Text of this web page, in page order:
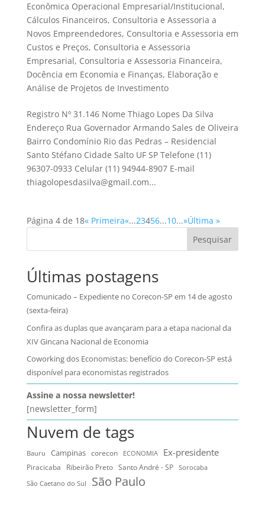
Econômica Operacional Empresarial/Institucional,
Cálculos Financeiros, Consultoria e Assessoria a
Novos Empreendedores, Consultoria e Assessoria em
Custos e Preços, Consultoria e Assessoria
Empresarial, Consultoria e Assessoria Financeira,
Docência em Economia e Finanças, Elaboração e
Análise de Projetos de Investimento
Registro Nº 31.146 Nome Thiago Lopes Da Silva
Endereço Rua Governador Armando Sales de Oliveira
Bairro Condomínio Rio das Pedras – Residencial
Santo Stéfano Cidade Salto UF SP Telefone (11)
96307-0933 Celular (11) 94944-8907 E-mail
thiagolopesdasilva@gmail.com...
Página 4 de 18« Primeira«...23456...10...»Última »
Pesquisar
Últimas postagens
Comunicado – Expediente no Corecon-SP em 14 de agosto
(sexta-feira)
Confira as duplas que avançaram para a etapa nacional da
XIV Gincana Nacional de Economia
Coworking dos Economistas: benefício do Corecon-SP está
disponível para economistas registrados
Assine a nossa newsletter!
[newsletter_form]
Nuvem de tags
Bauru Campinas corecon ECONOMIA Ex-presidente
Piracicaba Ribeirão Preto Santo André - SP
Sorocaba
São Caetano do Sul
São Paulo